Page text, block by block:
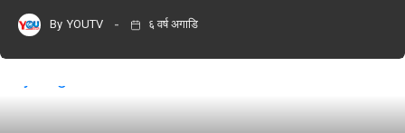
By YOUTV ६ वर्ष अगाडि